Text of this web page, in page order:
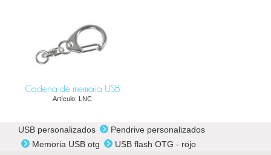
Cadena de memoria USB
Artículo: LNC
USB personalizados
Pendrive personalizados
Memoria USB otg
USB flash OTG - rojo